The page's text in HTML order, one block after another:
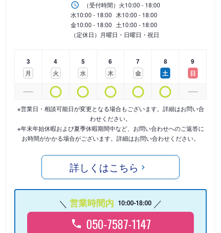
（受付時間） 火10:00 - 18:00
水10:00 - 18:00 木10:00 - 18:00
金10:00 - 18:00 土10:00 - 18:00
（定休日）月曜日・日曜日・祝日
3
月
4
火
5
水
6
木
7
金
8
土
9
日
※営業日・相談可能日が変更となる場合もございます。詳細はお問い合
わせください。
※年末年始休暇および夏季休暇期間中など、お問い合わせへのご返答に
お時間がかかる場合がございます。詳細はお問い合わせください。
詳しくはこちら
営業時間内 10:00-18:00
050-7587-1147